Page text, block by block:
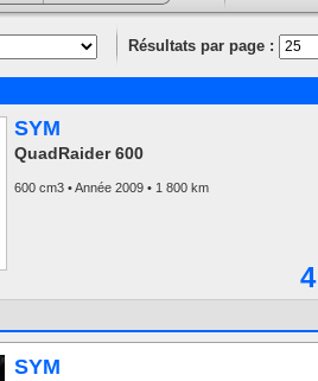
Annonces
particuliersRésultats par page :
SYM
QuadRaider 600
600 cm3 • Année 2009 • 1 800 km
SYM